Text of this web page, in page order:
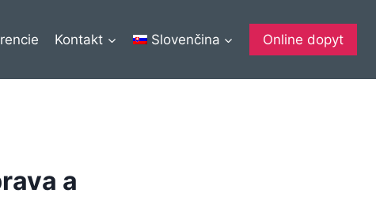
Kontakt Slovenčina Online dopyt
a